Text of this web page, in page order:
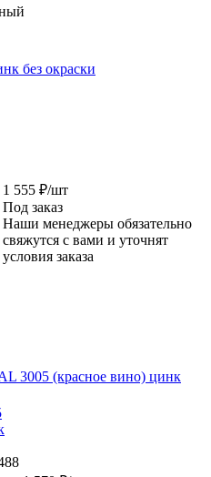
без окраски
1 555 ₽/шт
Под заказ
Наши менеджеры обязательно
свяжутся с вами и уточнят
условия заказа
3005 (красное вино) цинк